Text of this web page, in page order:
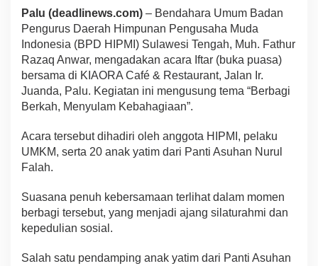
Palu (deadlinews.com) – Bendahara Umum Badan
Pengurus Daerah Himpunan Pengusaha Muda
Indonesia (BPD HIPMI) Sulawesi Tengah, Muh. Fathur
Razaq Anwar, mengadakan acara Iftar (buka puasa)
bersama di KIAORA Café & Restaurant, Jalan Ir.
Juanda, Palu. Kegiatan ini mengusung tema “Berbagi
Berkah, Menyulam Kebahagiaan”.
Acara tersebut dihadiri oleh anggota HIPMI, pelaku
UMKM, serta 20 anak yatim dari Panti Asuhan Nurul
Falah.
Suasana penuh kebersamaan terlihat dalam momen
berbagi tersebut, yang menjadi ajang silaturahmi dan
kepedulian sosial.
Salah satu pendamping anak yatim dari Panti Asuhan